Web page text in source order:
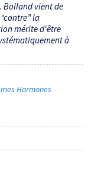
Bolland vient de
la
mérite d'être
à
Hormones